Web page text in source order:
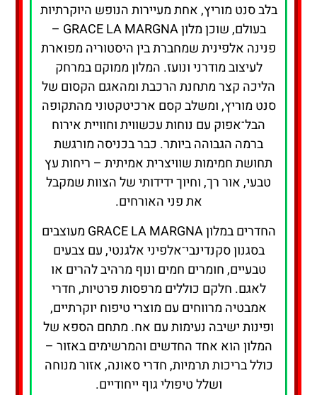
בלב סנט מוריץ, אחת מעיירות הנופש היוקרתיות
בעולם, שוכן מלון GRACE LA MARGNA –
פנינה אלפינית שמחברת בין היסטוריה מפוארת
לעיצוב מודרני ונועז. המלון ממוקם במרחק
הליכה קצר מתחנת הרכבת ומהאגם הקסום של
סנט מוריץ, ומשלב קסם ארכיטקטוני מהתקופה
הבל־אפוק עם נוחות עכשווית וחוויית אירוח
ברמה הגבוהה ביותר. כבר בכניסה מורגשת
תחושת חמימות שוויצרית אמיתית – ריחות עץ
טבעי, אור רך, וחיוך ידידותי של הצוות שמקבל
את פני האורחים.
החדרים במלון GRACE LA MARGNA מעוצבים
בסגנון סקנדינבי־אלפיני אלגנטי, עם צבעים
טבעיים, חומרים חמים ונוף מרהיב להרים או
לאגם. חלקם כוללים מרפסות פרטיות, חדרי
אמבטיה מרווחים עם מוצרי טיפוח יוקרתיים,
ופינות ישיבה נעימות עם אח. מתחם הספא של
המלון הוא אחד החדשים והמרשימים באזור –
כולל בריכות תרמיות, חדרי סאונה, אזור מנוחה
ושלל טיפולי גוף ייחודיים.